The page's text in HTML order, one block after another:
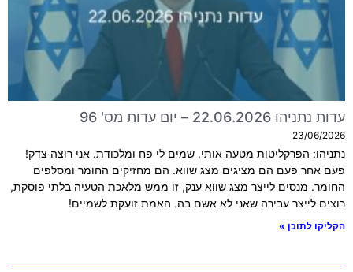
עדות נתניהו 22.06.2026 – יום עדות מס' 96
23/06/2026
נתניהו: הפרקליטות מטעה אותי, שמים לי פח ומלכודת. אני רוצה צדק!
פעם אחר פעם הם מציגים מצג שווא. הם מחזיקים החומר ומסלפים
החומר. מנסים לייצר מצג שווא ענק, זו ממש מלאכת הטעיה בלתי פוסקת,
רוצים לייצר עבירה שאני לא אשם בה. האמת זועקת לשמיים!
הקליקו לתוכן »